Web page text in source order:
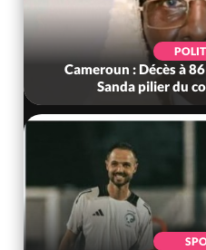
Cameroun : Décès à
Sanda pilier du